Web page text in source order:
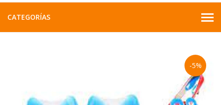
CATEGORÍAS
-5%